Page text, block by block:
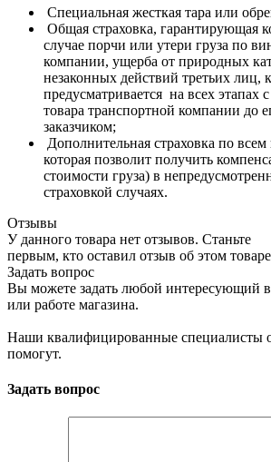
Специальная жесткая тара или
Общая страховка, гарантирующая
случае порчи или утери груза по
компании, ущерба от природных
незаконных действий третьих лиц,
предусматривается на всех этапах
товара транспортной компании до
заказчиком;
Дополнительная страховка по
которая позволит получить
стоимости груза) в
страховкой случаях.
Отзывы
У данного товара нет отзывов. Станьте
первым, кто оставил отзыв об этом
Задать вопрос
Вы можете задать любой интересующий
или работе магазина.
Наши квалифицированные специалисты
помогут.
Задать вопрос